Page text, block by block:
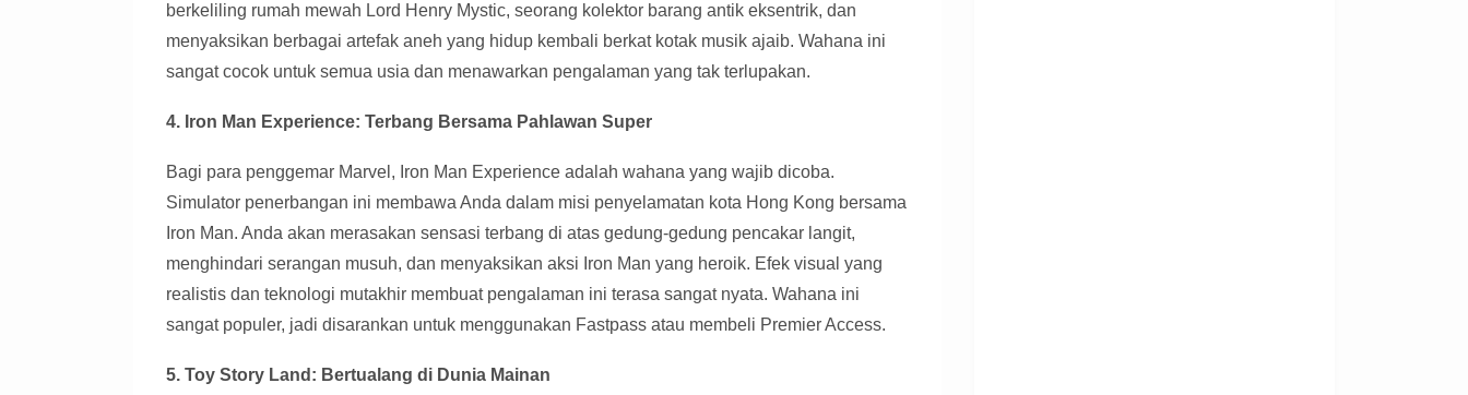
berkeliling rumah mewah Lord Henry Mystic, seorang kolektor barang antik eksentrik, dan
menyaksikan berbagai artefak aneh yang hidup kembali berkat kotak musik ajaib. Wahana ini
sangat cocok untuk semua usia dan menawarkan pengalaman yang tak terlupakan.
4. Iron Man Experience: Terbang Bersama Pahlawan Super
Bagi para penggemar Marvel, Iron Man Experience adalah wahana yang wajib dicoba.
Simulator penerbangan ini membawa Anda dalam misi penyelamatan kota Hong Kong bersama
Iron Man. Anda akan merasakan sensasi terbang di atas gedung-gedung pencakar langit,
menghindari serangan musuh, dan menyaksikan aksi Iron Man yang heroik. Efek visual yang
realistis dan teknologi mutakhir membuat pengalaman ini terasa sangat nyata. Wahana ini
sangat populer, jadi disarankan untuk menggunakan Fastpass atau membeli Premier Access.
5. Toy Story Land: Bertualang di Dunia Mainan